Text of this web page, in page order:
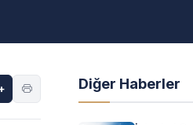
Diğer Haberler